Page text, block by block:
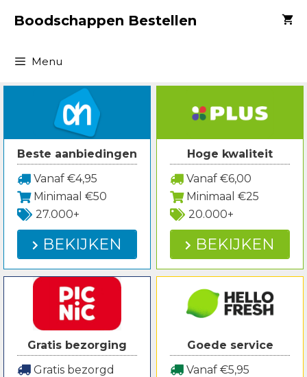
naarBoodschappen Bestellen
Menu
Beste aanbiedingen
Vanaf €4,95
Minimaal €50
27.000+
BEKIJKEN
Hoge kwaliteit
Vanaf €6,00
Minimaal €25
20.000+
BEKIJKEN
Gratis bezorging
Gratis bezorgd
Goede service
Vanaf €5,95